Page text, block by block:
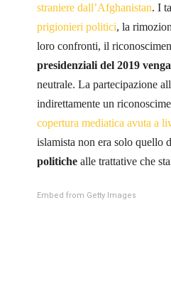
straniere dall’Afghanistan. I
prigionieri politici, la
loro confronti, il
presidenziali del 2019
neutrale. La partecipazione
indirettamente un
copertura mediatica avuta a
islamista non era solo quello
politiche alle trattative che
Embed from Getty Images